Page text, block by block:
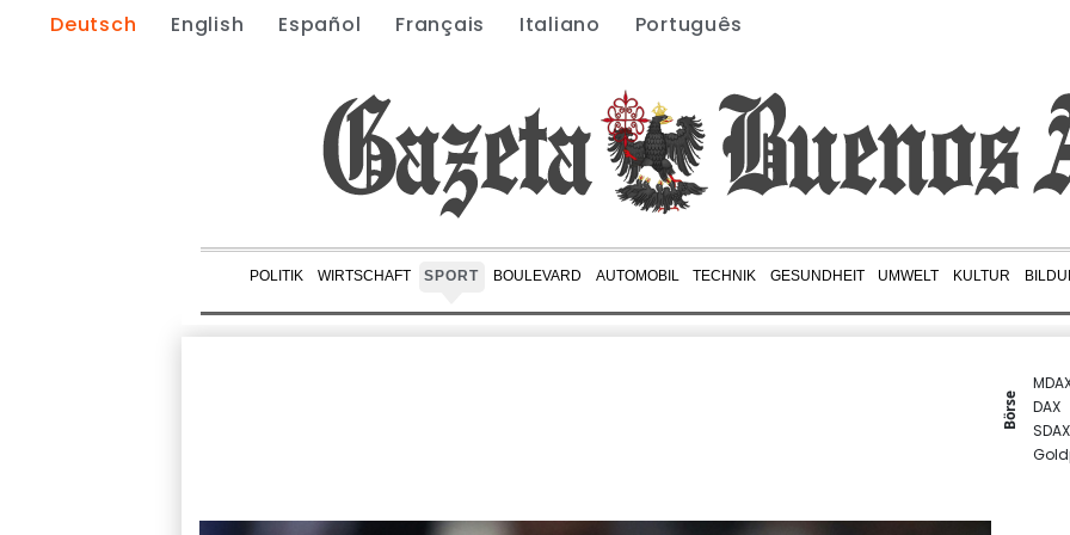
Deutsch English Español Français Italiano Português
POLITIK WIRTSCHAFT SPORT BOULEVARD AUTOMOBIL TECHNIK GESUNDHEIT UMWELT KULTUR
Börse
DAX
SDAX